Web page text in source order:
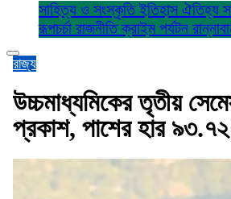
সাহিত্য ও সংস্কৃতিইতিহাস ঐতিহ্য
রূপচর্চা রাজনীতিক্রাইম পর্যটন
রাজ্য
উচ্চমাধ্যমিকের তৃতীয়
প্রকাশ, পাশের হার